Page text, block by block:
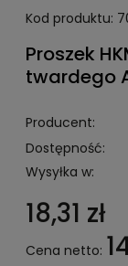
Kod produktu:
Proszek
twardego
Producent:
Dostępność:
Wysyłka w:
18,31 zł
Cena netto: